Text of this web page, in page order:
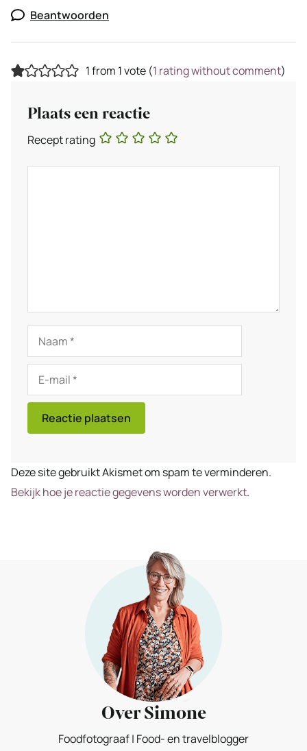
Beantwoorden
1 from 1 vote (1 rating without comment)
Plaats een reactie
Recept rating
Naam
mail
Deze site gebruikt Akismet om spam te verminderen.
Bekijk hoe je reactie gegevens worden verwerkt.
Over Simone
Foodfotograaf | Food- en travelblogger